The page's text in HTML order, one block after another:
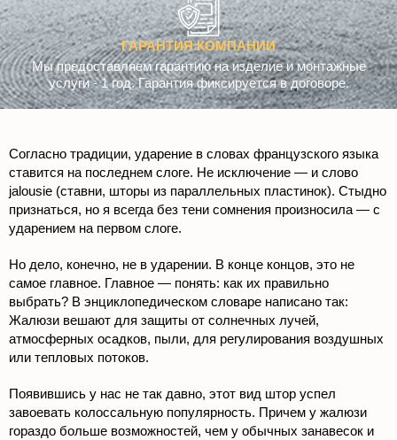
ГАРАНТИЯ КОМПАНИИ
Мы предоставляем гарантию на изделие и монтажные
услуги - 1 год. Гарантия фиксируется в договоре.
Согласно традиции, ударение в словах французского языка
ставится на последнем слоге. Не исключение — и слово
jalousie (ставни, шторы из параллельных пластинок). Стыдно
признаться, но я всегда без тени сомнения произносила — с
ударением на первом слоге.
Но дело, конечно, не в ударении. В конце концов, это не
самое главное. Главное — понять: как их правильно
выбрать? В энциклопедическом словаре написано так:
Жалюзи вешают для защиты от солнечных лучей,
атмосферных осадков, пыли, для регулирования воздушных
или тепловых потоков.
Появившись у нас не так давно, этот вид штор успел
завоевать колоссальную популярность. Причем у жалюзи
гораздо больше возможностей, чем у обычных занавесок и